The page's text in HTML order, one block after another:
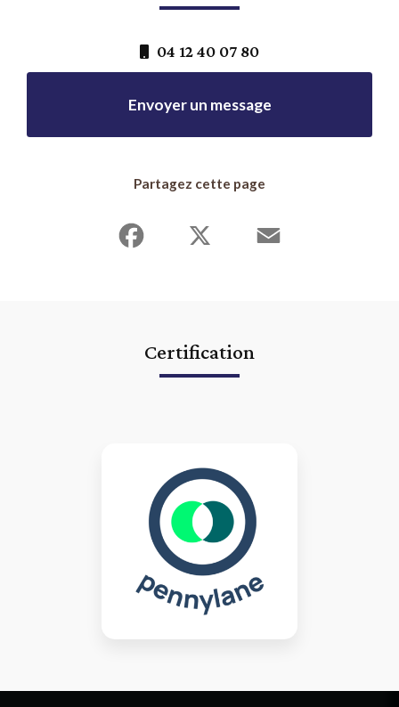
04 12 40 07 80
Envoyer un message
Partagez cette page
Certification